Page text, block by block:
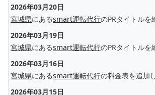
2026年03月20日
宮城県にあるsmart運転代行のPRタイトルを
2026年03月19日
宮城県にあるsmart運転代行のPRタイトルを
2026年03月16日
宮城県にあるsmart運転代行の料金表を追加
2026年03月15日